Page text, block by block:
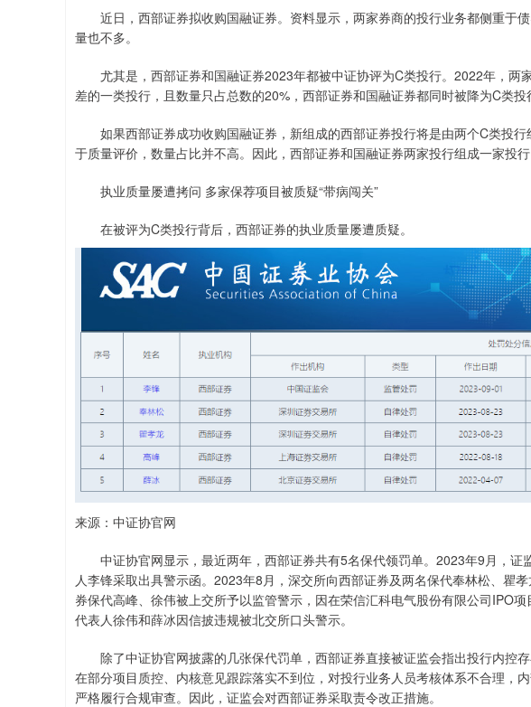
近日，西部证券拟收购国融证券。资料显示，两家券商的投行业务都侧重于
量也不多。
尤其是，西部证券和国融证券2023年都被中证协评为C类投行。2022年，两
差的一类投行，且数量只占总数的20%，西部证券和国融证券都同时被降为C类投
如果西部证券成功收购国融证券，新组成的西部证券投行将是由两个C类投行
于质量评价，数量占比并不高。因此，西部证券和国融证券两家投行组成一家投行
执业质量屡遭拷问 多家保荐项目被质疑“带病闯关”
在被评为C类投行背后，西部证券的执业质量屡遭质疑。
来源：中证协官网
中证协官网显示，最近两年，西部证券共有5名保代领罚单。2023年9月，证
人李锋采取出具警示函。2023年8月，深交所向西部证券及两名保代奉林松、瞿
券保代高峰、徐伟被上交所予以监管警示，因在荣信汇科电气股份有限公司IPO
代表人徐伟和薛冰因信披违规被北交所口头警示。
除了中证协官网披露的几张保代罚单，西部证券直接被证监会指出投行内控
在部分项目质控、内核意见跟踪落实不到位，对投行业务人员考核体系不合理，
严格履行合规审查。因此，证监会对西部证券采取责令改正措施。